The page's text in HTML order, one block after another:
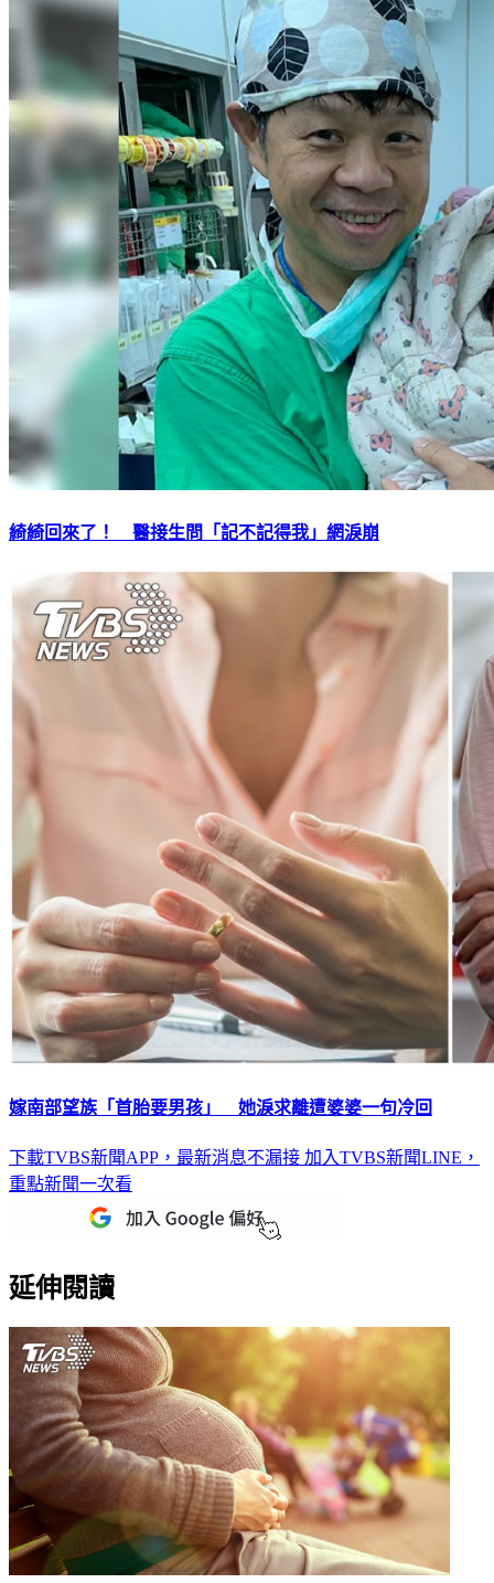
綺綺回來了！ 醫接生問「記不記得我」網淚崩
嫁南部望族「首胎要男孩」 她淚求離遭婆婆一句冷回
下載TVBS新聞APP，最新消息不漏接 加入TVBS新聞LINE，
重點新聞一次看
延伸閱讀